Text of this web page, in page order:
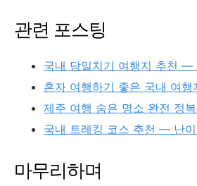
관련 포스팅
국내 당일치기 여행지 추천 —
혼자 여행하기 좋은 국내 여행
제주 여행 숨은 명소 완전 정
국내 트레킹 코스 추천 — 난
마무리하며